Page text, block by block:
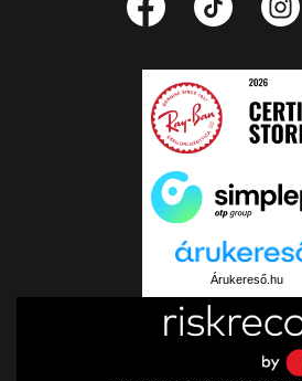
Árukereső.hu